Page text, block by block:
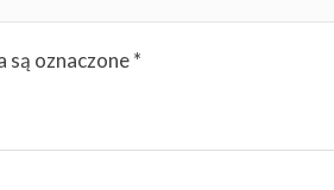
są oznaczone*